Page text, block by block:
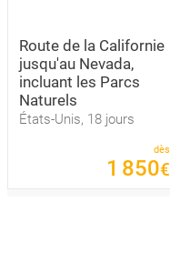
Route de la Californie
jusqu'au Nevada,
incluant les Parcs
Naturels
États-Unis, 18 jours
dès
1 850€